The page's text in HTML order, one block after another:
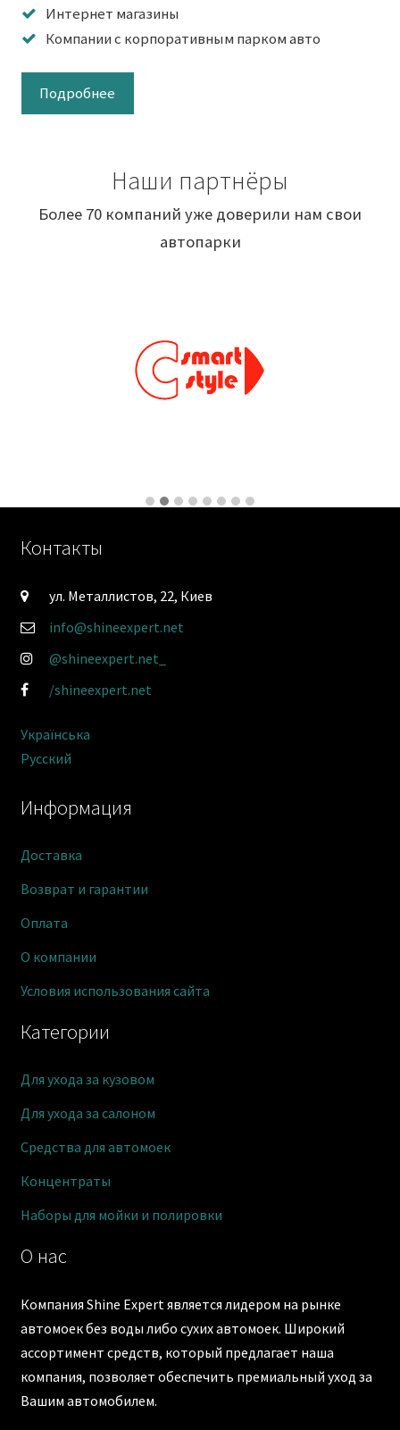
Интернет магазины
Компании с корпоративным парком авто
Подробнее
Наши партнёры
Более 70 компаний уже доверили нам свои
автопарки
О нас
Компания Shine Expert является лидером на рынке
автомоек без воды либо сухих автомоек. Широкий
ассортимент средств, который предлагает наша
компания, позволяет обеспечить премиальный уход за
Вашим автомобилем.
Категории
Для ухода за кузовом
Для ухода за салоном
Средства для автомоек
Концентраты
Наборы для мойки и полировки
Информация
Доставка
Возврат и гарантии
Оплата
О компании
Условия использования сайта
Контакты
ул. Металлистов, 22, Киев
info@shineexpert.net
@shineexpert.net_
/shineexpert.net
Українська
Русский